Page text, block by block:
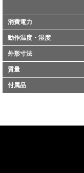
消費電力
動作温度・湿度
外形寸法
質量
付属品